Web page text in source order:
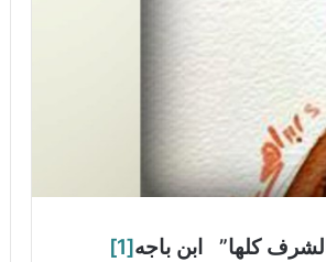
الشرف كلها” ابن باجه[1]